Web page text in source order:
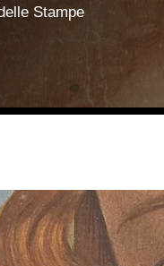
Stampe